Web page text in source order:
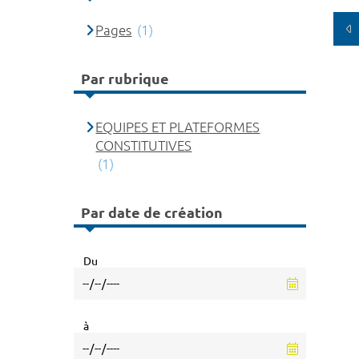
Pages (1)
Par rubrique
EQUIPES ET PLATEFORMES
CONSTITUTIVES
(1)
Par date de création
Du
à